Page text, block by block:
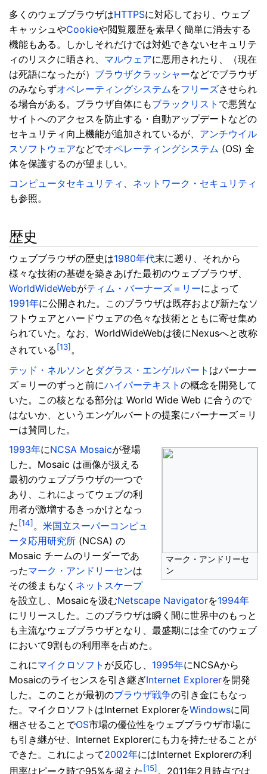
多くのウェブブラウザはHTTPSに対応しており、ウェブ
キャッシュやCookieや閲覧履歴を素早く簡単に消去する
機能もある。しかしそれだけでは対処できないセキュリテ
ィのリスクに晒され、 マルウェアに悪用されたり、（現在
は死語になったが） ブラウザクラッシャーなどでブラウザ
のみならずオペレーティングシステムをフリーズさせられ
る場合がある。ブラウザ自体にもブラックリスト で悪質な
サイトへのアクセスを防止する・自動アップデートなどの
セキュリティ向上機能が追加されているが、 アンチウイル
スソフトウェアなどでオペレーティングシステム (OS) 全
体を保護するのが望ましい。
コンピュータセキュリティ 、 ネットワーク・セキュリティ
も参照。
歴史
ウェブブラウザの歴史は1980年代末に遡り、それから
様々な技術の基礎を築きあげた最初のウェブブラウザ、
WorldWideWebがティム・バーナーズ＝リーによって
1991年に公開された。このブラウザは既存および新たなソ
フトウェアとハードウェアの色々な技術とともに寄せ集め
られていた。なお、WorldWideWebは後にNexusへと改称
されている [13] 。
テッド・ネルソンと ダグラス・エンゲルバート はバーナー
ズ＝リーのずっと前にハイパーテキスト の概念を開発して
いた。この核となる部分は World Wide Web に合うので
はないか、というエンゲルバートの提案にバーナーズ＝リ
ーは賛同した。
マーク・アンドリーセ
ン
1993年にNCSA Mosaicが登場
した。Mosaic は画像が扱える
最初のウェブブラウザの一つで
あり、これによってウェブの利
用者が激増するきっかけとなっ
た [14] 。 米国立スーパーコンピュ
ータ応用研究所 (NCSA) の
Mosaic チームのリーダーであ
ったマーク・アンドリーセンは
その後まもなく ネットスケープ
を設立し、Mosaicを汲むNetscape Navigatorを1994年
にリリースした。このブラウザは瞬く間に世界中のもっと
も主流なウェブブラウザとなり、最盛期には全てのウェブ
において9割もの利用率を占めた。
これにマイクロソフト が反応し、 1995年にNCSAから
Mosaicのライセンスを引き継ぎInternet Explorerを開発
した。このことが最初のブラウザ戦争の引き金にもなっ
た。マイクロソフトはInternet ExplorerをWindowsに同
梱させることでOS市場の優位性をウェブブラウザ市場に
も引き継がせ、Internet Explorerにも力を持たせることが
できた。これによって2002年にはInternet Explorerの利
用率はピーク時で95%を超えた [15] 。2011年2月時点では